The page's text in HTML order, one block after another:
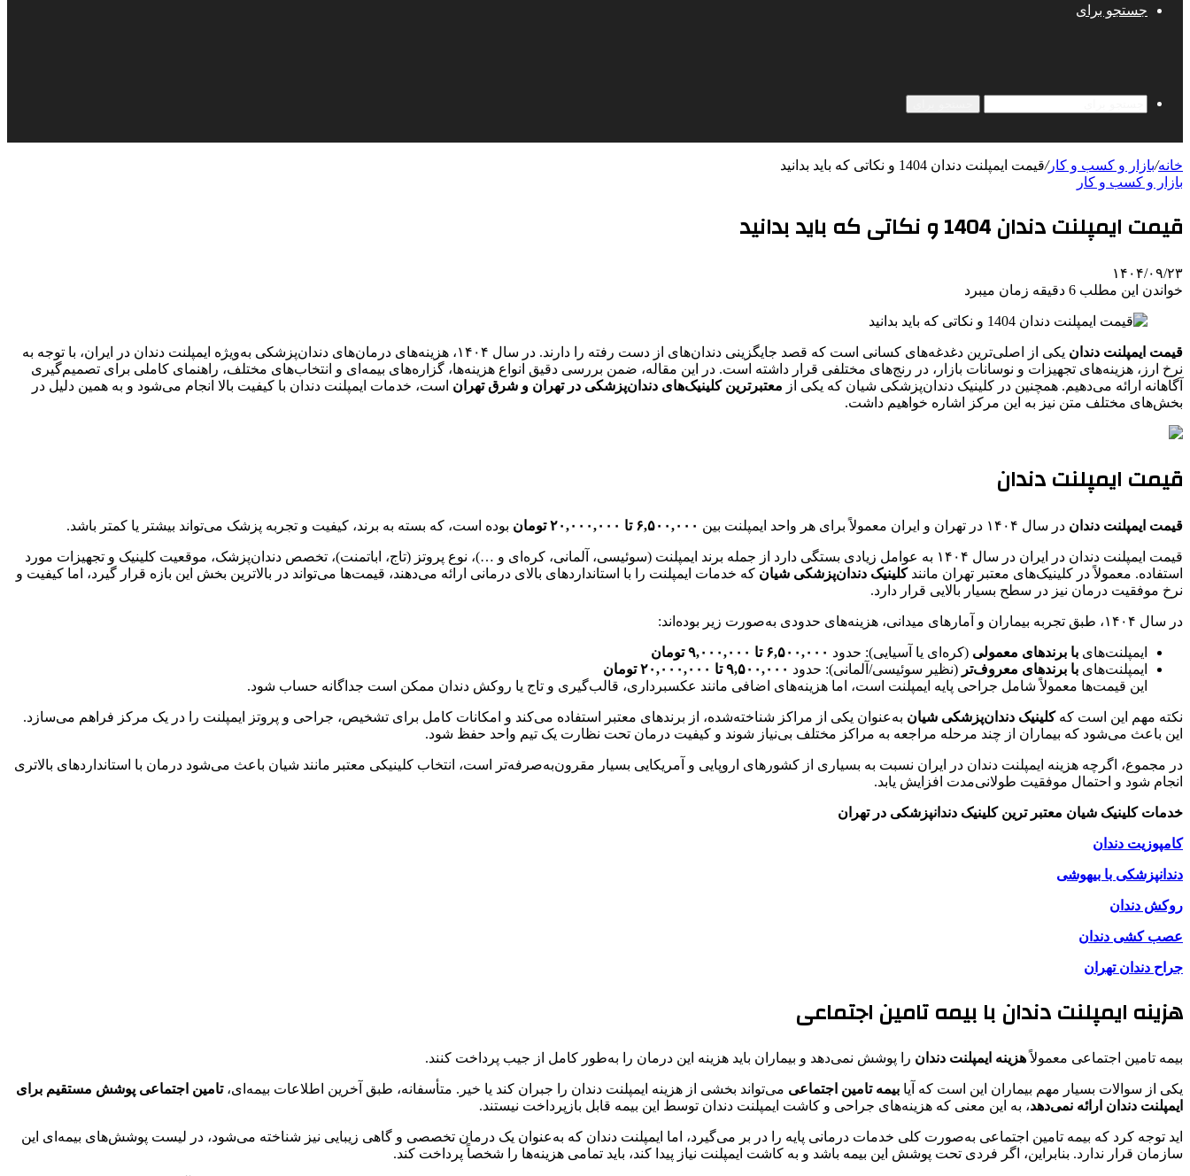
جستجو برای
خانه/بازار و کسب و کار/قیمت ایمپلنت دندان 1404 و نکاتی که باید بدانید
بازار و کسب و کار
قیمت ایمپلنت دندان 1404 و نکاتی که باید بدانید
۱۴۰۴/۰۹/۲۳
خواندن این مطلب 6 دقیقه زمان میبرد
قیمت ایمپلنت دندان
یکی از اصلی‌ترین دغدغه‌های کسانی است که قصد جایگزینی دندان‌های از دست رفته را دارند. در سال ۱۴۰۴، هزینه‌های درمان‌های دندان‌پزشکی به‌ویژه ایمپلنت دندان در ایران، با توجه به
نرخ ارز، هزینه‌های تجهیزات و نوسانات بازار، در رنج‌های مختلفی قرار داشته است. در این مقاله، ضمن بررسی دقیق انواع هزینه‌ها، گزاره‌های بیمه‌ای و انتخاب‌های مختلف، راهنمای کاملی برای تصمیم‌گیری
آگاهانه ارائه می‌دهیم. همچنین در کلینیک دندان‌پزشکی شیان که یکی از معتبرترین کلینیک‌های دندان‌پزشکی در تهران و شرق تهران است، خدمات ایمپلنت دندان با کیفیت بالا انجام می‌شود و به همین دلیل در
بخش‌های مختلف متن نیز به این مرکز اشاره خواهیم داشت.
قیمت ایمپلنت دندان
قیمت ایمپلنت دندان در سال ۱۴۰۴ در تهران و ایران معمولاً برای هر واحد ایمپلنت بین ۶,۵۰۰,۰۰۰ تا ۲۰,۰۰۰,۰۰۰ تومان بوده است، که بسته به برند، کیفیت و تجربه پزشک می‌تواند بیشتر یا کمتر باشد.
قیمت ایمپلنت دندان در ایران در سال ۱۴۰۴ به عوامل زیادی بستگی دارد از جمله برند ایمپلنت (سوئیسی، آلمانی، کره‌ای و …)، نوع پروتز (تاج، اباتمنت)، تخصص دندان‌پزشک، موقعیت کلینیک و تجهیزات مورد
استفاده. معمولاً در کلینیک‌های معتبر تهران مانندکلینیک دندان‌پزشکی شیان که خدمات ایمپلنت را با استانداردهای بالای درمانی ارائه می‌دهند، قیمت‌ها می‌تواند در بالاترین بخش این بازه قرار گیرد، اما کیفیت و
نرخ موفقیت درمان نیز در سطح بسیار بالایی قرار دارد.
در سال ۱۴۰۴، طبق تجربه بیماران و آمارهای میدانی، هزینه‌های حدودی به‌صورت زیر بوده‌اند:
ایمپلنت‌های با برندهای معمولی (کره‌ای یا آسیایی): حدود ۶,۵۰۰,۰۰۰ تا ۹,۰۰۰,۰۰۰ تومان
ایمپلنت‌های با برندهای معروف‌تر (نظیر سوئیسی/آلمانی): حدود ۹,۵۰۰,۰۰۰ تا ۲۰,۰۰۰,۰۰۰ تومان
این قیمت‌ها معمولاً شامل جراحی پایه ایمپلنت است، اما هزینه‌های اضافی مانند عکسبرداری، قالب‌گیری و تاج یا روکش دندان ممکن است جداگانه حساب شود.
نکته مهم این است کهکلینیک دندان‌پزشکی شیان به‌عنوان یکی از مراکز شناخته‌شده، از برندهای معتبر استفاده می‌کند و امکانات کامل برای تشخیص، جراحی و پروتز ایمپلنت را در یک مرکز فراهم می‌سازد.
این باعث می‌شود که بیماران از چند مرحله مراجعه به مراکز مختلف بی‌نیاز شوند و کیفیت درمان تحت نظارت یک تیم واحد حفظ شود.
در مجموع، اگرچه هزینه ایمپلنت دندان در ایران نسبت به بسیاری از کشورهای اروپایی و آمریکایی بسیار مقرون‌به‌صرفه‌تر است، انتخاب کلینیکی معتبر مانند شیان باعث می‌شود درمان با استانداردهای بالاتری
انجام شود و احتمال موفقیت طولانی‌مدت افزایش یابد.
خدمات کلینیک شیان معتبر ترین کلینیک‌ دندانپزشکی در تهران
کامپوزیت دندان
دندانپزشکی با بیهوشی
روکش دندان
عصب کشی دندان
جراح دندان تهران
هزینه ایمپلنت دندان با بیمه تامین اجتماعی
بیمه تامین اجتماعی معمولاًهزینه ایمپلنت دندان را پوشش نمی‌دهد و بیماران باید هزینه این درمان را به‌طور کامل از جیب پرداخت کنند.
یکی از سوالات بسیار مهم بیماران این است که آیا بیمه تامین اجتماعی می‌تواند بخشی از هزینه ایمپلنت دندان را جبران کند یا خیر. متأسفانه، طبق آخرین اطلاعات بیمه‌ای،تامین اجتماعی پوشش مستقیم برای
ایمپلنت دندان ارائه نمی‌دهد، به این معنی که هزینه‌های جراحی و کاشت ایمپلنت دندان توسط این بیمه قابل بازپرداخت نیستند.
اید توجه کرد که بیمه تامین اجتماعی به‌صورت کلی خدمات درمانی پایه را در بر می‌گیرد، اما ایمپلنت دندان که به‌عنوان یک درمان تخصصی و گاهی زیبایی نیز شناخته می‌شود، در لیست پوشش‌های بیمه‌ای این
سازمان قرار ندارد. بنابراین، اگر فردی تحت پوشش این بیمه باشد و به کاشت ایمپلنت نیاز پیدا کند، باید تمامی هزینه‌ها را شخصاً پرداخت کند.